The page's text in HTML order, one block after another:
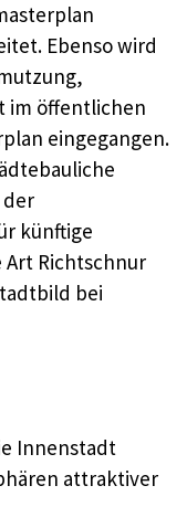
Ebenso wird
im öffentlichen
eingegangen.
der
künftige
Art Richtschnur
bei
Innenstadt
attraktiver